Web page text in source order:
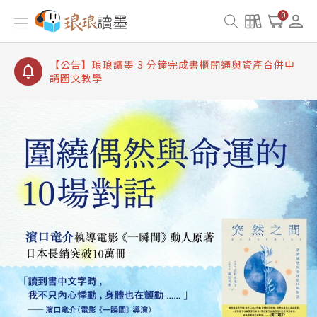
0
【公告】琅琅讀墨書櫃開通常見問題
【公告】琅琅讀墨 3 分鐘完成書櫃開通與資產合併申
【公告】琅琅書店服務升級重要說明及資產合併結果
查詢
【公告】琅琅讀墨數位閱讀資產合併與書櫃開通申請